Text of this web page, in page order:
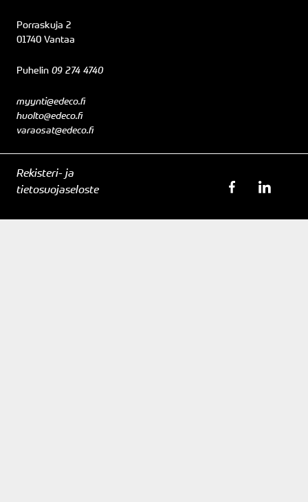
Porraskuja 2
01740 Vantaa
Puhelin 09 274 4740
myynti@edeco.fi
huolto@edeco.fi
varaosat@edeco.fi
Rekisteri- ja
tietosuojaseloste